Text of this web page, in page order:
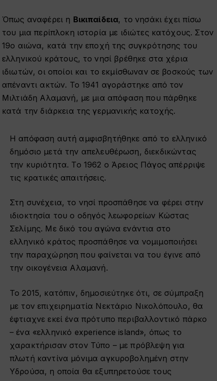
Όπως αναφέρει η Βικιπαίδεια, το νησάκι έχει πίσω
του μια περίπλοκη ιστορία με ιδιώτες κατόχους. Στον
19ο αιώνα, κατά την εποχή της συγκρότησης του
ελληνικού κράτους, το νησί βρέθηκε στα χέρια
ιδιωτών, οι οποίοι και το εκμίσθωναν σε βοσκούς των
απέναντι ακτών. Το 1941 αγοράστηκε από τον
Μιλτιάδη Αλαμανή, με μια απόφαση που πάρθηκε
κατά την διάρκεια της γερμανικής κατοχής.
Η απόφαση αυτή αμφισβητήθηκε από το ελληνικό
δημόσιο μετά την απελευθέρωση, διεκδικώντας
την κυριότητα. Το 1962 ο Άρειος Πάγος απέρριψε
τις κρατικές απαιτήσεις.
Στη συνέχεια, το νησί προσπάθησε να φέρει στην
ιδιοκτησία του ο οδηγός λεωφορείων Κώστας
Σελίμης. Με δικό του αγώνα ενάντια στο
ελληνικό κράτος προσπάθησε να νομιμοποιήσει
την παραχώρηση που φαίνεται να του έγινε από
την οικογένεια Αλαμανή.
Το 2015, κατόπιν, δημοσιεύτηκε ότι, σε σύμπραξη
με τον επιχειρηματία Νεκτάριο Νικολόπουλο, θα
έφτιαχνε εκεί ένα πρότυπο περιβαλλοντικό πάρκο
– ένα «ελληνικό experience island», όπως το
χαρακτήρισαν στον Τύπο – με πρόβλεψη για
πλωτή καντίνα μόνιμα αγκυροβολημένη στην
Υδρούσα, η οποία θα εξυπηρετούσε τους